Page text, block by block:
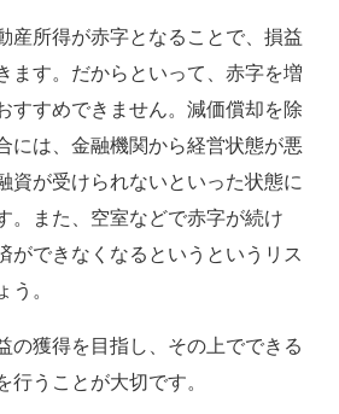
産所得が赤字となることで、損益
ます。だからといって、赤字を増
すすめできません。減価償却を除
には、金融機関から経営状態が悪
資が受けられないといった状態に
。また、空室などで赤字が続け
ができなくなるというというリス
。
の獲得を目指し、その上でできる
うことが大切です。